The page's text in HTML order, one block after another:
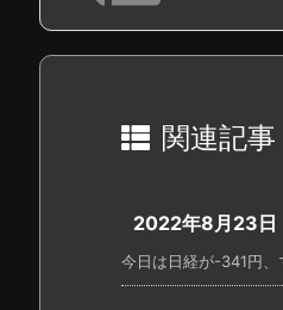
関連記事
2022年8月23日
今日は日経が-341円